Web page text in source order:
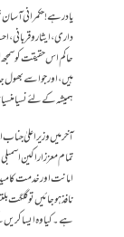
یاد رہے! حکمرانی
داری ، ایثار و
حاکم اس حقیقت کو
ہیں، اور جو اسے بھول
ہمیشہ کے لئے نسیا
آخر میں وزیر اعلیٰ
تمام معزز اراکین
امانت اور خدمت کا
نافذ ہو جائیں تو گلگت
ہے۔ کیا وہ ایسا